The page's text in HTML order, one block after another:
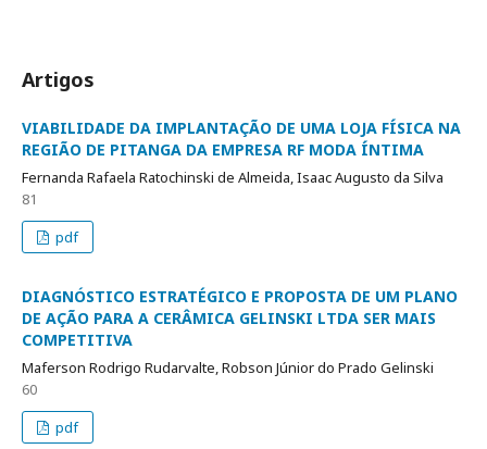
Artigos
VIABILIDADE DA IMPLANTAÇÃO DE UMA LOJA FÍSICA NA
REGIÃO DE PITANGA DA EMPRESA RF MODA ÍNTIMA
Fernanda Rafaela Ratochinski de Almeida, Isaac Augusto da Silva
81
pdf
DIAGNÓSTICO ESTRATÉGICO E PROPOSTA DE UM PLANO
DE AÇÃO PARA A CERÂMICA GELINSKI LTDA SER MAIS
COMPETITIVA
Maferson Rodrigo Rudarvalte, Robson Júnior do Prado Gelinski
60
pdf